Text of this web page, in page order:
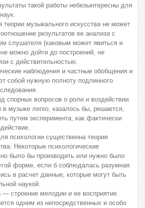
такой работы небезынтересны для
музыкального искусства не может
результатов ее анализа с
слушателя (каковым может явиться и
можно дойти до построений, не
с действительностью.
наблюдения и частные обобщения и
собой нужную полноту подлинного
спорных вопросов о роли и воздействии
в музыке легко, казалось бы, решается,
путем эксперимента, как фактически
психологии существенна теория
Некоторые психологические
было бы производить или нужно было
форме, если б соблюдалась разумная
в расчет данные, которые могут быть
наукой.
— строение мелодии и ее восприятие.
одним из непосредственных и особо